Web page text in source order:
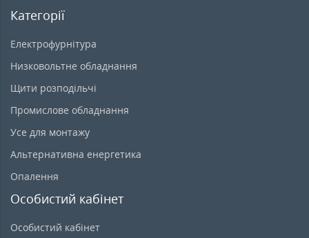
Категорії
Електрофурнітура
Низковольтне обладнання
Щити розподільчі
Промислове обладнання
Усе для монтажу
Альтернативна енергетика
Опалення
Особистий кабінет
Особистий кабінет